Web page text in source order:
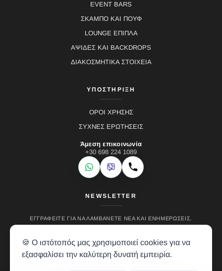
EVENT BARS
ΣΚΑΜΠΟ ΚΑΙ ΠΟΥΦ
LOUNGE ΕΠΙΠΛΑ
ΑΨΙΔΕΣ ΚΑΙ BACKDROPS
ΔΙΑΚΟΣΜΗΤΙΚΑ ΣΤΟΙΧΕΙΑ
ΥΠΟΣΤΗΡΙΞΗ
ΟΡΟΙ ΧΡΗΣΗΣ
ΣΥΧΝΕΣ ΕΡΩΤΗΣΕΙΣ
Άμεση επικοινωνία
+30 698 224 1089
WhatsApp
Viber Κλήση
NEWSLETTER
ΕΓΓΡΑΦΕΊΤΕ ΓΙΑ ΝΑ ΛΑΜΒΆΝΕΤΕ ΝΈΑ ΚΑΙ ΕΝΗΜΕΡΏΣΕΙΣ.
🍪 Ο ιστότοπός μας χρησιμοποιεί cookies για να
εξασφαλίσει την καλύτερη δυνατή εμπειρία.